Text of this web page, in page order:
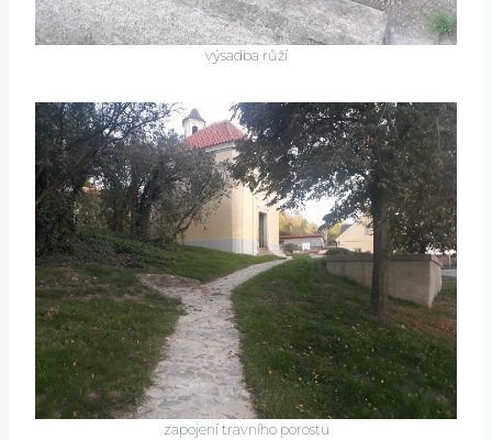
výsadba růží
zapojení travního porostu